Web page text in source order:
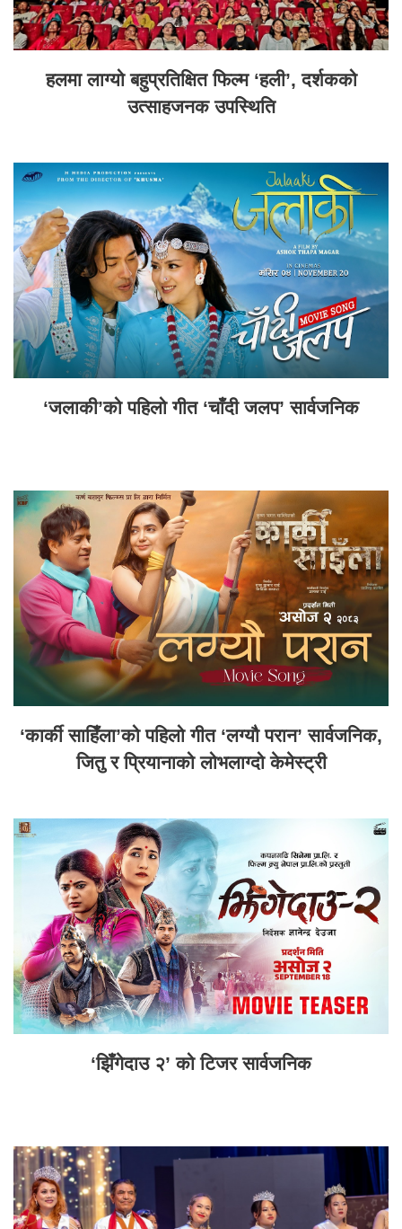
हलमा लाग्यो बहुप्रतिक्षित फिल्म ‘हली’, दर्शकको
उत्साहजनक उपस्थिति
‘जलाकी’को पहिलो गीत ‘चाँदी जलप’ सार्वजनिक
‘कार्की साहिँला’को पहिलो गीत ‘लग्यौ परान’ सार्वजनिक,
जितु र प्रियानाको लोभलाग्दो केमेस्ट्री
‘झिँगेदाउ २’ को टिजर सार्वजनिक